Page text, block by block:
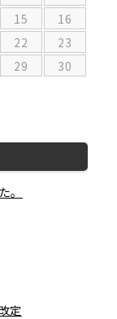
15
16
22
23
29
30
。
定